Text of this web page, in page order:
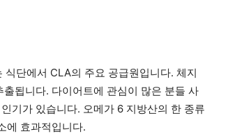
단에서 CLA의 주요 공급원입니다. 체지
됩니다. 다이어트에 관심이 많은 분들 사
기가 있습니다. 오메가 6 지방산의 한 종류
에 효과적입니다.